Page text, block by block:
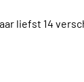
liefst 14